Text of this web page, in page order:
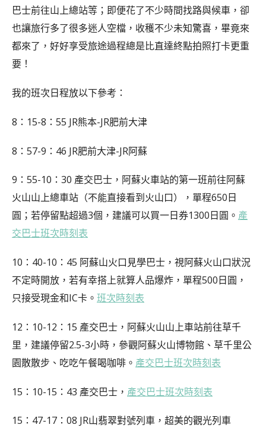
巴士前往山上總站等；即便花了不少時間找路與候車，卻
也讓旅行多了很多迷人空檔，收穫不少未知驚喜， 畢竟來
都來了，好好享受旅途過程總是比直達終點拍照打卡更重
要！
我的班次日程放以下參考：
8：15-8：55 JR熊本-JR肥前大津
8：57-9：46 JR肥前大津-JR阿蘇
9：55-10：30 產交巴士，阿蘇火車站的第一班前往阿蘇
火山山上總車站（不能直接看到火山口），單程650日
圓；若停留點超過3個，建議可以買一日券1300日圓。 產
交巴士班次時刻表
10：40-10：45 阿蘇山火口見學巴士，視阿蘇火山口狀況
不定時開放，若有幸搭上就算人品爆炸，單程500日圓，
只接受現金和IC卡。 班次時刻表
12：10-12：15 產交巴士，阿蘇火山山上車站前往草千
里，建議停留2.5-3小時，參觀阿蘇火山博物館、草千里公
園散散步、吃吃午餐喝咖啡。 產交巴士班次時刻表
15：10-15：43 產交巴士， 產交巴士班次時刻表
15：47-17：08 JR山翡翠對號列車，超美的觀光列車